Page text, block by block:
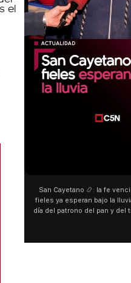
San Cayetano 📿: la fe
fieles ya esperan bajo la
día del patrono del pan y del
y pedir. 🎙️